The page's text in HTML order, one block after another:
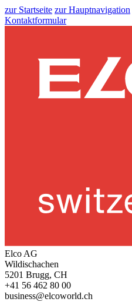
zur Startseite zur Hauptnavigation
Kontaktformular
Elco AG
Wildischachen
5201 Brugg, CH
+41 56 462 80 00
business@elcoworld.ch